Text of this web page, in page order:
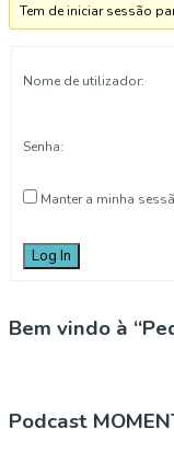
Tem de iniciar sessão
Nome de utilizador:
Senha:
Manter a minha
Log In
Bem vindo à
Podcast